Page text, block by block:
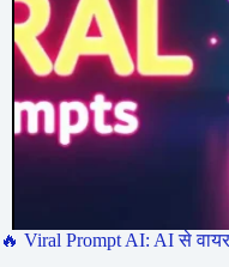
🔥 Viral Prompt AI: AI से